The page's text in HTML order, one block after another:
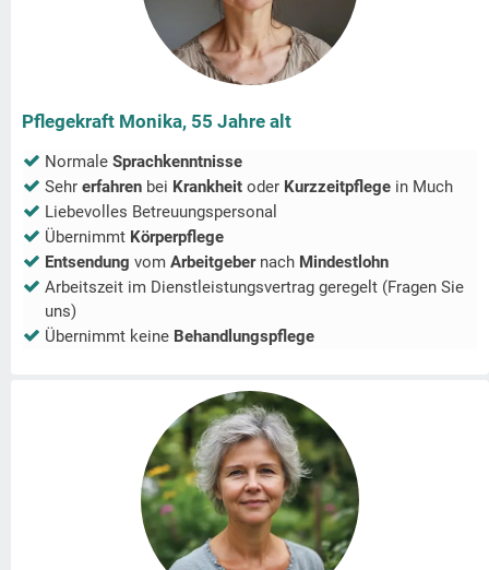
Pflegekraft Monika, 55 Jahre alt
Normale Sprachkenntnisse
Sehr erfahren bei Krankheit oder Kurzzeitpflege in Much
Liebevolles Betreuungspersonal
Übernimmt Körperpflege
Entsendung vom Arbeitgeber nach Mindestlohn
Arbeitszeit im Dienstleistungsvertrag geregelt (Fragen Sie
uns)
Übernimmt keine Behandlungspflege